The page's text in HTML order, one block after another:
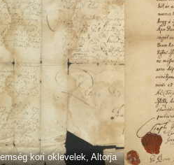
kori oklevelek, Altorja